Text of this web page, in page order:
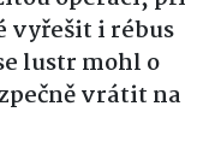
vyřešit i rébus
lustr mohl o
vrátit na